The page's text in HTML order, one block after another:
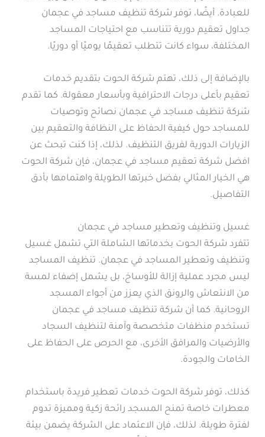
للعبادة. أيضًا، توفر شركة تنظيف مساجد في عجمان
جداول تعقيم دورية تتناسب مع احتياجات المساجد
المختلفة، سواء كانت تتطلب تعقيمًا يوميًا أو دوريًا.
بالإضافة إلى ذلك، تهتم شركة الحوت بتقديم خدمات
تعقيم بأعلى درجات الاحترافية وبأسعار معقولة. كما تقدم
شركة تنظيف مساجد في عجمان نصائح وتوصيات
للمساجد حول كيفية الحفاظ على النظافة والتعقيم بين
الزيارات الدورية لفريق التنظيف. لذلك، إذا كنت تبحث عن
افضل شركة تعقيم مساجد في عجمان، فإن شركة الحوت
هي الخيار المثالي بفضل خبرتها الطويلة واهتمامها بأدق
التفاصيل.
غسيل وتنظيف وتعطير مساجد في عجمان
تتفرد شركة الحوت بخدماتها الشاملة التي تشمل غسيل
وتنظيف وتعطير المساجد في عجمان. تنظيف المساجد
ليس مجرد عملية إزالة للأوساخ، بل يشمل إضفاء لمسة
من الانتعاش والرونق الذي يعزز من أجواء المسجد
الروحانية. كما أن شركة تنظيف مساجد في عجمان
تستخدم منظفات متخصصة وآمنة لتنظيف السجاد
والأرضيات والمرافق الأخرى، مع الحرص على الحفاظ على
الخامات والجودة.
كذلك، توفر شركة الحوت خدمات تعطير فريدة باستخدام
معطرات خاصة تمنح المسجد رائحة زكية ومميزة تدوم
لفترة طويلة. لذلك، فإن الاعتماد على الشركة يضمن بيئة